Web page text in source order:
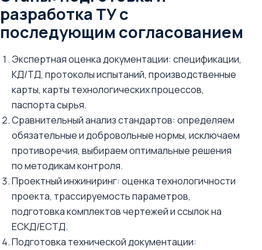
разработка ТУ с
последующим согласованием
Экспертная оценка документации: спецификации,
KД/ТД, протоколы испытаний, производственные
карты, карты технологических процессов,
паспорта сырья.
Сравнительный анализ стандартов: определяем
обязательные и добровольные нормы, исключаем
противоречия, выбираем оптимальные решения
по методикам контроля.
Проектный инжиниринг: оценка технологичности
проекта, трассируемость параметров,
подготовка комплектов чертежей и ссылок на
ЕСКД/ЕСТД.
Подготовка технической документации: